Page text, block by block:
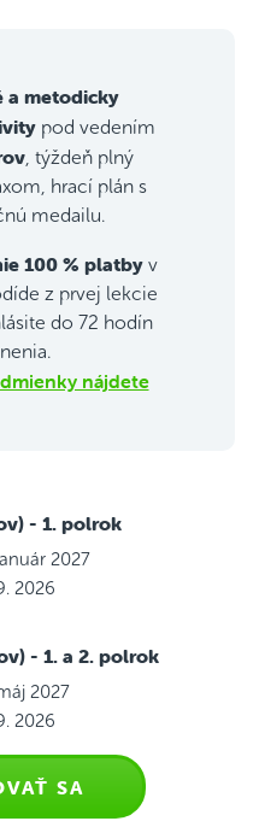
a metodicky
pod vedením
, týždeň plný
hrací plán s
medailu.
100 % platby v
z prvej lekcie
do 72 hodín
nájdete
- 1. polrok
2027
2026
- 1. a 2. polrok
2027
2026
SA